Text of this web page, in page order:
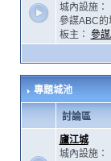
城內設施：
參謀ABC的
板主： 參
專題城池
討論區
廬江城
城內設施：